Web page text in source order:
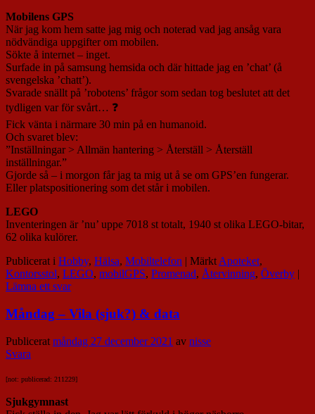
Mobilens GPS
När jag kom hem satte jag mig och noterad vad jag ansåg vara
nödvändiga uppgifter om mobilen.
Sökte å internet – inget.
Surfade in på samsung hemsida och där hittade jag en ’chat’ (å
svengelska ’chatt’).
Svarade snällt på ’robotens’ frågor som sedan tog beslutet att det
tydligen var för svårt… ❓
Fick vänta i närmare 30 min på en humanoid.
Och svaret blev:
”Inställningar > Allmän hantering > Återställ > Återställ
inställningar.”
Gjorde så – i morgon får jag ta mig ut å se om GPS’en fungerar.
Eller platspositionering som det står i mobilen.
LEGO
Inventeringen är ’nu’ uppe 7018 st totalt, 1940 st olika LEGO-bitar,
62 olika kulörer.
Publicerat i Hobby, Hälsa, Mobiltelefon | Märkt Apoteket,
Kontorsstol, LEGO, mobilGPS, Promenad, Återvinning, Överby |
Lämna ett svar
Måndag – Vila (sjuk?) & data
Publicerat måndag 27 december 2021 av nisse
Svara
[not: publicerad: 211229]
Sjukgymnast